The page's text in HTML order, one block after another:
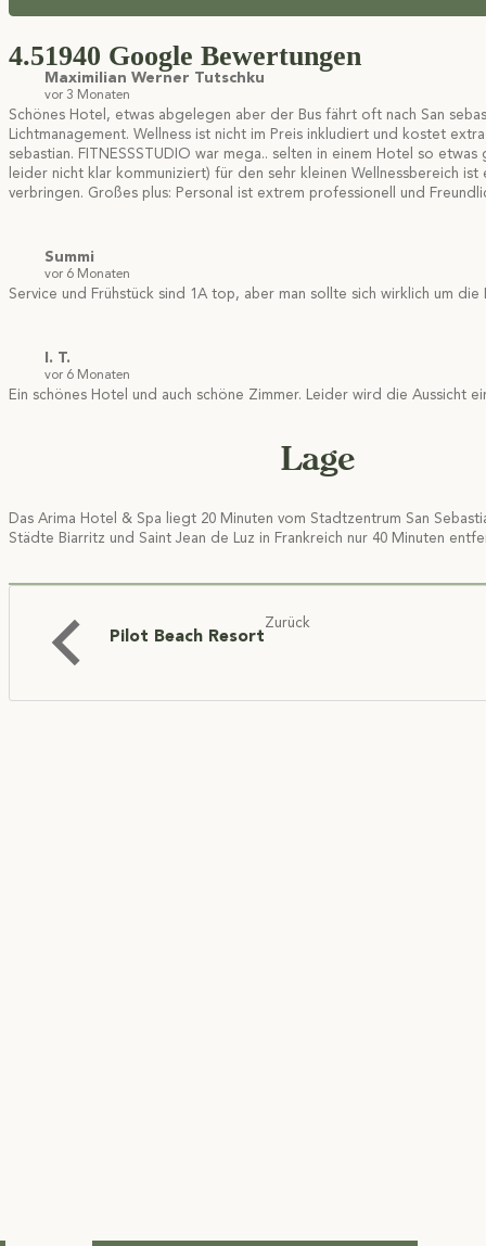
4.51940 Google Bewertungen
Maximilian Werner Tutschku
vor 3 Monaten
Schönes Hotel, etwas abgelegen aber der Bus fährt oft nach San
Lichtmanagement. Wellness ist nicht im Preis inkludiert und kostet
sebastian. FITNESSSTUDIO war mega.. selten in einem Hotel so
leider nicht klar kommuniziert) für den sehr kleinen Wellnessbereich
verbringen. Großes plus: Personal ist extrem professionell und
Summi
vor 6 Monaten
Service und Frühstück sind 1A top, aber man sollte sich wirklich um
I. T.
vor 6 Monaten
Ein schönes Hotel und auch schöne Zimmer. Leider wird die
Lage
Das Arima Hotel & Spa liegt 20 Minuten vom Stadtzentrum San
Städte Biarritz und Saint Jean de Luz in Frankreich nur 40 Minuten
Pilot Beach Resort
Zurück